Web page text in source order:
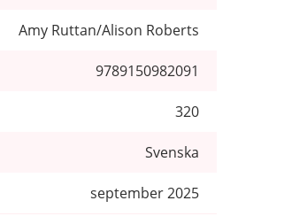
Amy Ruttan/Alison Roberts
9789150982091
320
Svenska
september 2025